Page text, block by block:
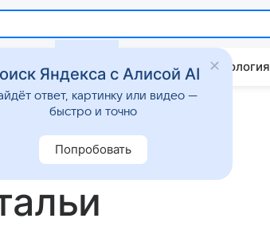
Гороскопы Стиль жизни Психология
и с кем
Яндекса с Алисой AI
ответ, картинку или видео —
быстро и точно
Попробовать